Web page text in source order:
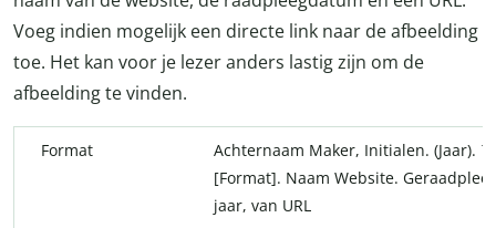
Voeg indien mogelijk een directe link naar de afbeelding
toe. Het kan voor je lezer anders lastig zijn om de
afbeelding te vinden.
Format Achternaam Maker, Initialen. (Jaar).
[Format]. Naam Website.
jaar, van URL